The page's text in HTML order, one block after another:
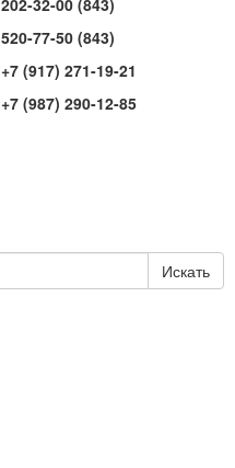
202-32-00 (843)
520-77-50 (843)
+7 (917) 271-19-21
+7 (987) 290-12-85
Искать